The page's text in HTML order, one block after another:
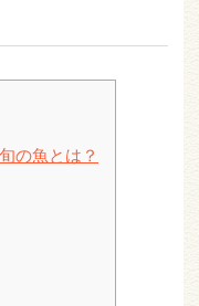
の魚とは？